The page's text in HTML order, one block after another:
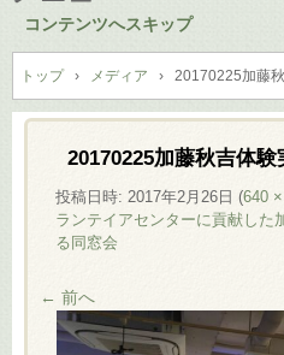
コンテンツへスキップ
トップ › メディア › 20170225加藤
20170225加藤秋吉体
投稿日時: 2017年2月26日 (640
ランテイアセンターに貢献した
る同窓会
← 前へ